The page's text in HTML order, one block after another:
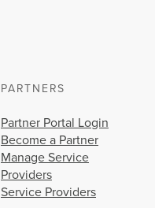
PARTNERS
Partner Portal Login
Become a Partner
Manage Service
Providers
Service Providers